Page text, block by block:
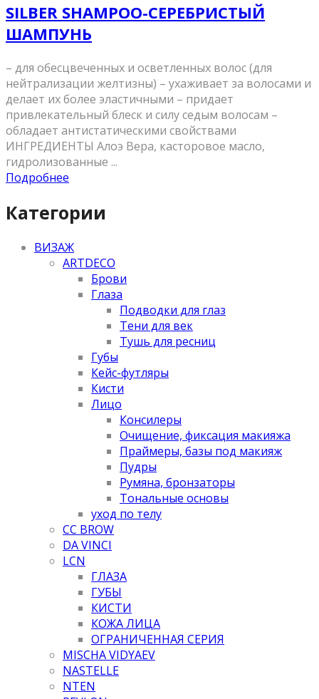
SILBER SHAMPOO-СЕРЕБРИСТЫЙ
ШАМПУНЬ
– для обесцвеченных и осветленных волос (для
нейтрализации желтизны) – ухаживает за волосами и
делает их более эластичными – придает
привлекательный блеск и силу седым волосам –
обладает антистатическими свойствами
ИНГРЕДИЕНТЫ Алоэ Вера, касторовое масло,
гидролизованные ...
Подробнее
Категории
ВИЗАЖ
ARTDECO
Брови
Глаза
Подводки для глаз
Тени для век
Тушь для ресниц
Губы
Кейс-футляры
Кисти
Лицо
Консилеры
Очищение, фиксация макияжа
Праймеры, базы под макияж
Пудры
Румяна, бронзаторы
Тональные основы
уход по телу
CC BROW
DA VINCI
LCN
ГЛАЗА
ГУБЫ
КИСТИ
КОЖА ЛИЦА
ОГРАНИЧЕННАЯ СЕРИЯ
MISCHA VIDYAEV
NASTELLE
NTEN